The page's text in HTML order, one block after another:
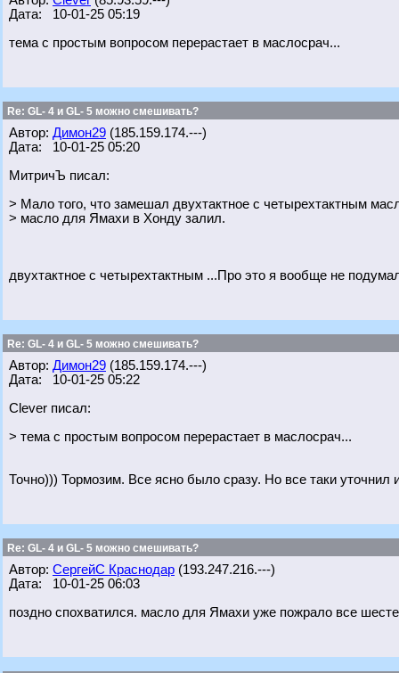
Дата: 10-01-25 05:19
тема с простым вопросом перерастает в маслосрач...
Re: GL- 4 и GL- 5 можно смешивать?
Автор: Димон29 (185.159.174.---)
Дата: 10-01-25 05:20
МитричЪ писал:
> Мало того, что замешал двухтактное с четырехтактным
> масло для Ямахи в Хонду залил.
двухтактное с четырехтактным ...Про это я вообще не
Re: GL- 4 и GL- 5 можно смешивать?
Автор: Димон29 (185.159.174.---)
Дата: 10-01-25 05:22
Clever писал:
> тема с простым вопросом перерастает в маслосрач...
Точно))) Тормозим. Все ясно было сразу. Но все таки
Re: GL- 4 и GL- 5 можно смешивать?
Автор: СергейС Краснодар (193.247.216.---)
Дата: 10-01-25 06:03
поздно спохватился. масло для Ямахи уже пожрало все